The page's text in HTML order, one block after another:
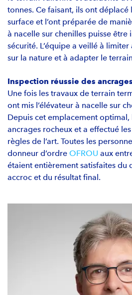
tonnes. Ce faisant, ils ont déplacé
surface et l’ont préparée de
à nacelle sur chenilles puisse être
sécurité. L’équipe a veillé à
sur la nature et à adapter le
Inspection réussie des
Une fois les travaux de terrain
ont mis l’élévateur à nacelle sur
Depuis cet emplacement optimal,
ancrages rocheux et a effectué
règles de l’art. Toutes les
donneur d’ordre OFROU aux
étaient entièrement satisfaites du
accroc et du résultat final.